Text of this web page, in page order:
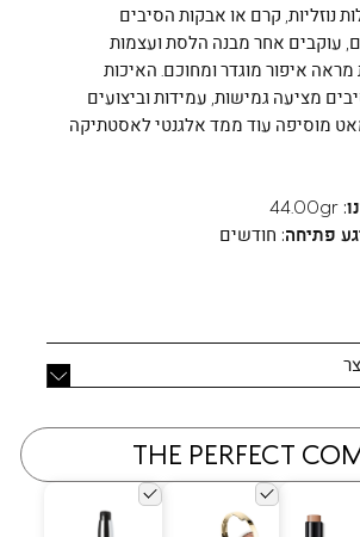
נוזליות, קרם או אבקות הסיבים
עוקבים אחר מבנה הלסת ועצמות
מראה איפור מוגדר ומחוכם. האיכות
מציעה גמישות, עמידות וביצועים
מוסיפה עוד ממד אלגנטי לאסטתיקה
44.00gr
פתיחה: חודשים
THE PERFECT